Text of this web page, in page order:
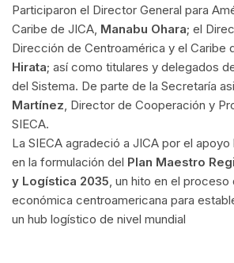
Participaron el Director General para
Caribe de JICA, Manabu Ohara; el
Dirección de Centroamérica y el Caribe
Hirata; así como titulares y delegados
del Sistema. De parte de la Secretaría
Martínez, Director de Cooperación y
SIECA.
La SIECA agradeció a JICA por el
en la formulación del Plan Maestro
y Logística 2035, un hito en el proceso
económica centroamericana para
un hub logístico de nivel mundial